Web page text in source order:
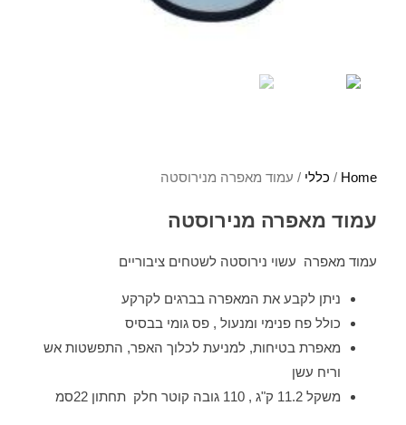
Home
/ כללי / עמוד מאפרה מנירוסטה
עמוד מאפרה מנירוסטה
עמוד מאפרה עשוי נירוסטה לשטחים ציבוריים
ניתן לקבע את המאפרה בברגים לקרקע
כולל פח פנימי ומנעול , פס גומי בבסיס
מאפרת בטיחות, למניעת לכלוך האפר, התפשטות אש
וריח עשן
משקל 11.2 ק"ג , 110 גובה קוטר חלק תחתון 22סמ